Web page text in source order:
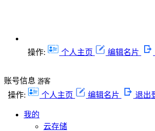
操作: 个人主页 编辑名片
账号信息 游客
操作: 个人主页 编辑名片 退出
我的
云存储